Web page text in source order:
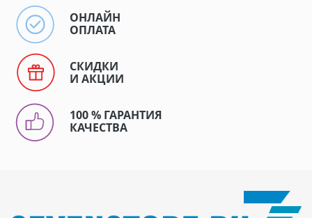
ОНЛАЙН
ОПЛАТА
СКИДКИ
И АКЦИИ
100 % ГАРАНТИЯ
КАЧЕСТВА